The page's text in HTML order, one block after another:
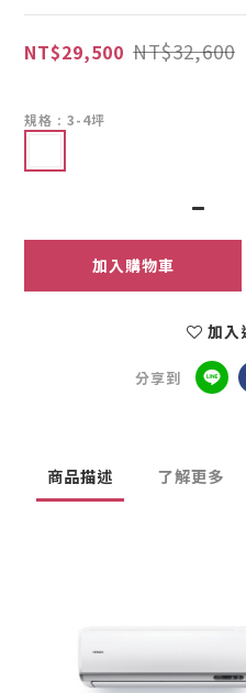
NT$29,500 NT$32,600
規格 : 3-4坪
加入購物車
加入
分享到
商品描述 了解更多